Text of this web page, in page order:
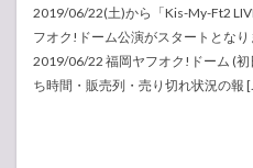
2019/06/22(土)から「Kis-My-Ft2
フオク!ドーム公演がスタートとな
2019/06/22 福岡ヤフオク!ドーム (
ち時間・販売列・売り切れ状況の報